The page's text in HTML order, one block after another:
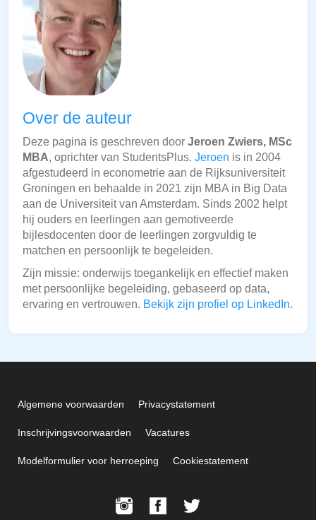
Over de auteur
Deze pagina is geschreven door Jeroen Zwiers, MSc
MBA, oprichter van StudentsPlus. Jeroen is in 2004
afgestudeerd in econometrie aan de Rijksuniversiteit
Groningen en behaalde in 2021 zijn MBA in Big Data
aan de Universiteit van Amsterdam. Sinds 2002 helpt
hij ouders en leerlingen aan gemotiveerde
bijlesdocenten door de leerlingen zorgvuldig te
matchen en persoonlijk te begeleiden.
Zijn missie: onderwijs toegankelijk en effectief maken
met persoonlijke begeleiding, gebaseerd op data,
ervaring en vertrouwen. Bekijk zijn profiel op LinkedIn.
Algemene voorwaarden Privacystatement
Inschrijvingsvoorwaarden Vacatures
Modelformulier voor herroeping Cookiestatement